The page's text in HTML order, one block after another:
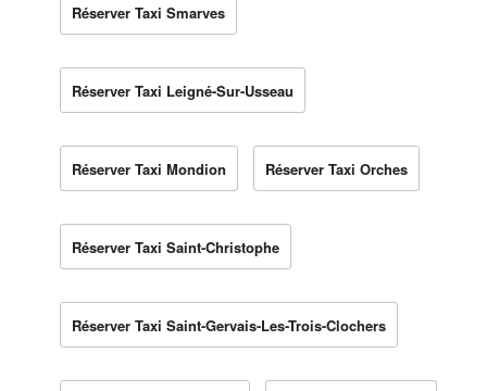
Réserver Taxi Smarves
Réserver Taxi Leigné-Sur-Usseau
Réserver Taxi Mondion Réserver Taxi Orches
Réserver Taxi Saint-Christophe
Réserver Taxi Saint-Gervais-Les-Trois-Clochers